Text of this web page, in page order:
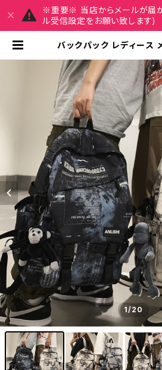
※重要※ 当店からメールが届
ル受信設定をお願い致します)
バックパック レディース
ュックサック 迷彩柄 カ
かばん タイダイ柄 アーミ
ュック 部活 合宿 旅行 通
校バッグ 高校生 中学生
男の子 女の子 A4 B4 グ
ー ブラック ベージュ カ
カジュアル デイリー お
006 | REIRSE レイル
代,40代 レディースファ
1/20